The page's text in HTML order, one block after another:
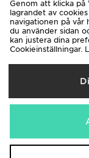
Vi
Genom att klicka på
lagrandet av
navigationen på vår
du använder sidan
kan justera dina
Cookieinställningar.